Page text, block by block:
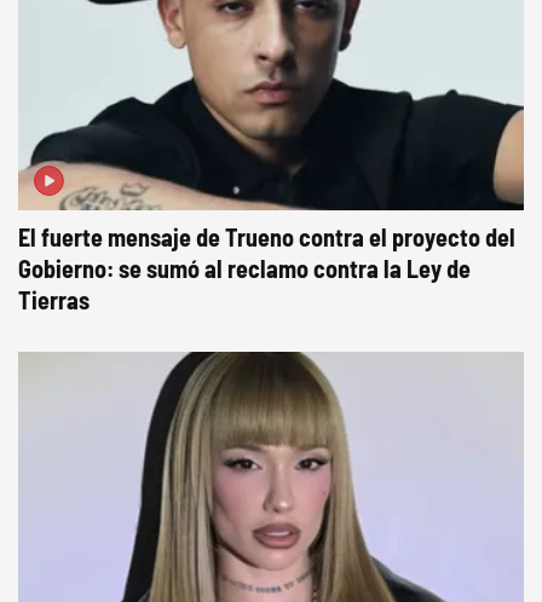
El fuerte mensaje de Trueno contra el proyecto del
Gobierno: se sumó al reclamo contra la Ley de
Tierras